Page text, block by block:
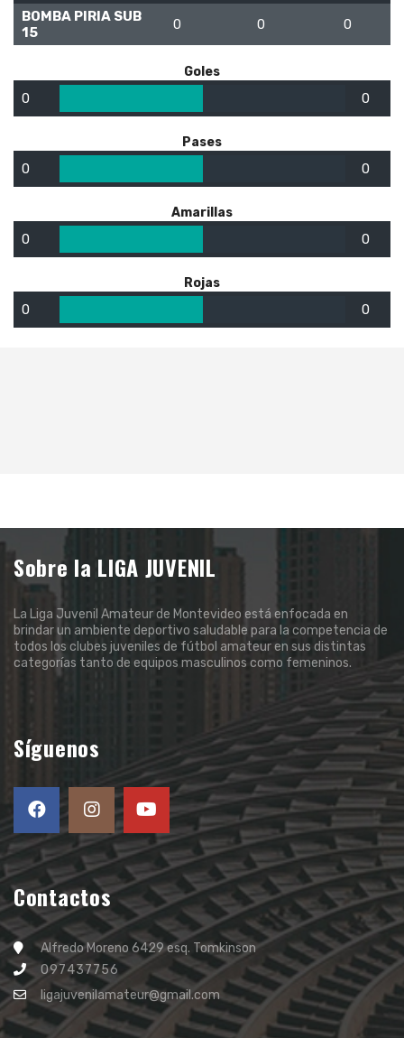
BOMBA PIRIA SUB
15
0 0 0
Goles
0 0
Pases
0 0
Amarillas
0 0
Rojas
0 0
Sobre la LIGA JUVENIL
La Liga Juvenil Amateur de Montevideo está enfocada en
brindar un ambiente deportivo saludable para la competencia de
todos los clubes juveniles de fútbol amateur en sus distintas
categorías tanto de equipos masculinos como femeninos.
Síguenos
Contactos
Alfredo Moreno 6429 esq. Tomkinson
097437756
ligajuvenilamateur@gmail.com